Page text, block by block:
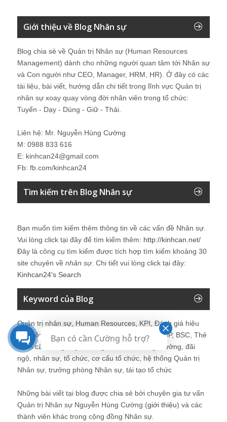
Giới thiệu về Blog Nhân sự
Blog chia sẻ về Quản trị Nhân sự (Human Resources
Management) dành cho những người quan tâm tới Nhân sự
và Con người như CEO, Manager, HRM, HR). Ở đây có các
tài liệu, bài viết, hướng dẫn chi tiết trong lĩnh vực Quản trị
nhân sự xoay quay vòng đời nhân viên trong tổ chức:
Tuyển - Dạy - Dùng - Giữ - Thải.
Liên hệ: Mr. Nguyễn Hùng Cường
M: 0988 833 616
E: kinhcan24@gmail.com
Fb: fb.com/kinhcan24
Tìm kiếm trên Blog Nhân sự
Bạn muốn tìm kiếm thêm thông tin về các vấn đề Nhân sự
Vui lòng click tại đây để tìm kiếm thêm: http://kinhcan.net/
Đây là công cụ tìm kiếm được tích hợp tìm kiếm khoảng 30
site chuyên về nhân sự. Chi tiết vui lòng click tại đây:
Kinhcan24′s Search
Keyword của Blog
Quản trị nhân sự, Human Resources, KPI, Đánh giá hiệu
quả công việc, chính sách lương, CnB, lương 3P, BSC, Thẻ
điểm cân bằng, tuyển dụng, đào tạo, lương thưởng, đãi
ngộ, nhân sự, tổ chức, cơ cấu tổ chức, hệ thống Quản trị
Nhân sự, trưởng phòng Nhân sự, tái tạo tổ chức
Những bài viết tại blog được chia sẻ bởi chuyên gia tư vấn
Quản trị Nhân sự Nguyễn Hùng Cường (giới thiệu) và các
thành viên khác trong cộng đồng Nhân sự.
Bạn có cần Cường hỗ trợ?